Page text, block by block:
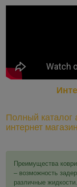
Полный каталог
интернет
Преимущества
– возможность
различные